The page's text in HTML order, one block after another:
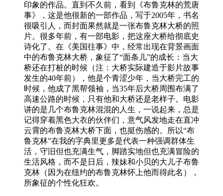
印象的作品。直到不久前，看到《布鲁克林的荒唐
事》，这是他很新的一部作品，写于2005年，书名
很吸引人，而封面果然就是一张布鲁克林大桥的照
片。很多年前，有一部电影，把这座大桥给彻底史
诗化了。在《美国往事》中，经常出现在背景画面
中的布鲁克林大桥，象征了“面条儿”的成长：当大
桥还在打桩的时候（注：大桥实际建造于影片故事
发生的40年前），他是个青涩少年，当大桥完工的
时候，他成了黑帮领袖，当35年后大桥周围布满了
高速公路的时候，只有他和大桥还是老样子。电影
讲的是几个布鲁克林混混的人生，一说起来，总是
记得穿着黑色大衣的伙伴们，意气风发地走在直冲
云霄的布鲁克林大桥下面，也挺伤感的。所以“布
鲁克林”在我的字典里更多是代表一种强调群体生
活，守旧但也充满生气，脚踏实地但也充满冒险的
生活风格，而不是日后，辣妹和小贝的大儿子布鲁
克林（因为在纽约的布鲁克林怀上他而得此名），
所象征的个性化狂欢。